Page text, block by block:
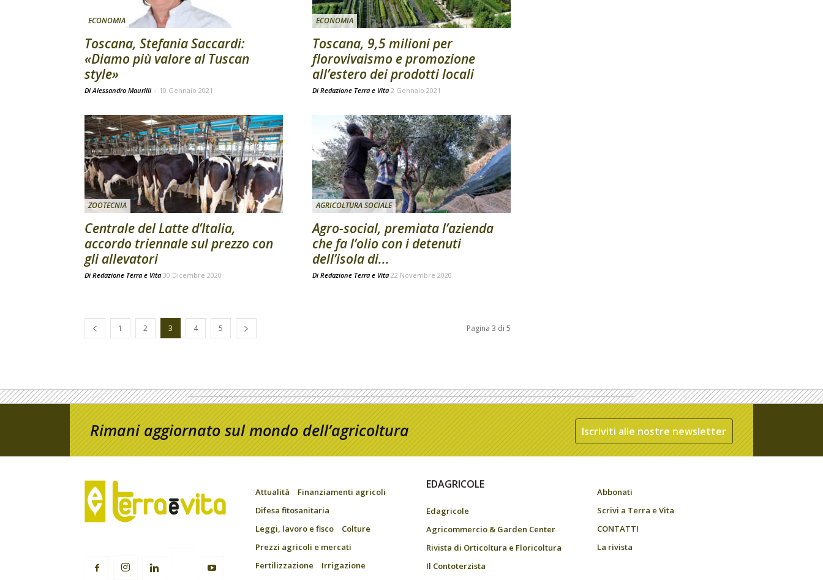
ECONOMIA
Toscana, Stefania Saccardi:
«Diamo più valore al Tuscan
style»
Di Alessandro Maurilli - 10 Gennaio 2021
ECONOMIA
Toscana, 9,5 milioni per
florovivaismo e promozione
all’estero dei prodotti locali
Di Redazione Terra e Vita 2 Gennaio 2021
ZOOTECNIA
Centrale del Latte d’Italia,
accordo triennale sul prezzo con
gli allevatori
Di Redazione Terra e Vita 30 Dicembre 2020
AGRICOLTURA SOCIALE
Agro-social, premiata l’azienda
che fa l’olio con i detenuti
dell’isola di...
Di Redazione Terra e Vita 22 Novembre 2020
1 2 3 4 5 Pagina 3 di 5
Rimani aggiornato sul mondo dell’agricoltura Iscriviti alle nostre newsletter
Attualità
Finanziamenti agricoli
Difesa fitosanitaria
Leggi, lavoro e fisco
Colture
Prezzi agricoli e mercati
Fertilizzazione
Irrigazione
EDAGRICOLE
Edagricole
Agricommercio & Garden Center
Rivista di Orticoltura e Floricoltura
Il Contoterzista
Abbonati
Scrivi a Terra e Vita
CONTATTI
La rivista